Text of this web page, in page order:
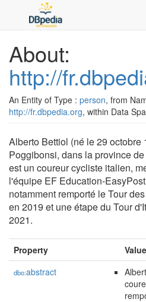
About:
http://
An Entity of Type : person, from
http://fr.dbpedia.org, within Data
Alberto Bettiol (né le 29 octobre
Poggibonsi, dans la province
est un coureur cycliste italien,
l'équipe EF Education-
notamment remporté le Tour
en 2019 et une étape du Tour
2021.
Property Value
dbo:abstract